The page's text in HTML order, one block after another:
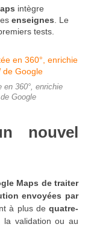
intègre
enseignes . Le
tests.
en 360°, enrichie
Google
nouvel
Maps de traiter
envoyées par
à plus dequatre-
la validation ou au